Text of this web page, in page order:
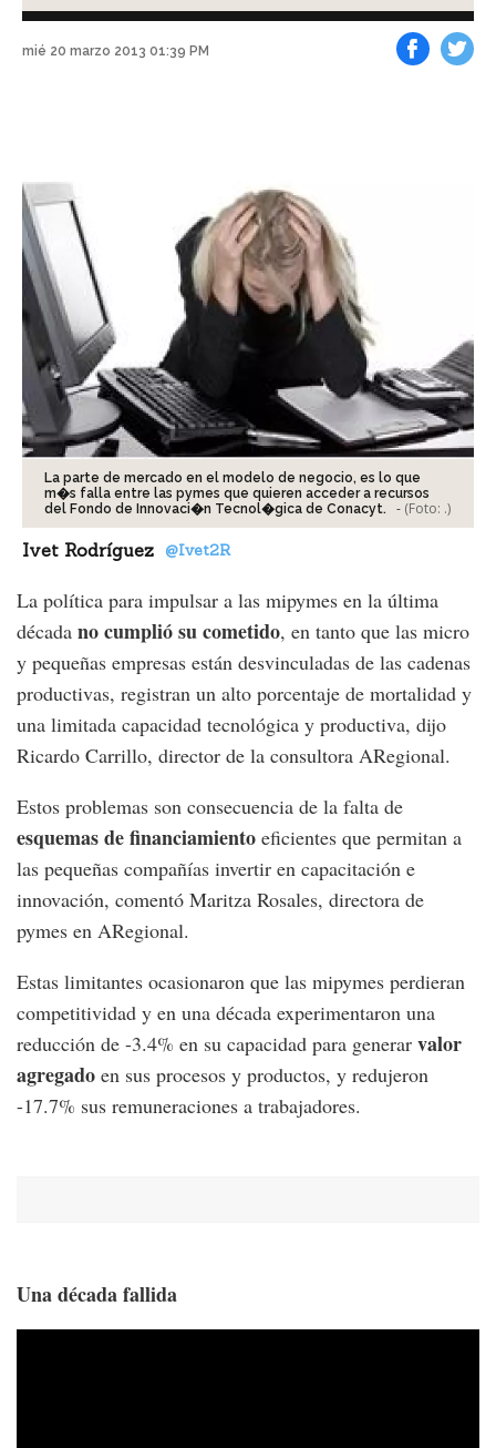
mié 20 marzo 2013 01:39 PM
La parte de mercado en el modelo de negocio, es lo que
m�s falla entre las pymes que quieren acceder a recursos
del Fondo de Innovaci�n Tecnol�gica de Conacyt.
- (Foto: .)
Ivet Rodríguez @Ivet2R
La política para impulsar a las mipymes en la última
década no cumplió su cometido, en tanto que las micro
y pequeñas empresas están desvinculadas de las cadenas
productivas, registran un alto porcentaje de mortalidad y
una limitada capacidad tecnológica y productiva, dijo
Ricardo Carrillo, director de la consultora ARegional.
Estos problemas son consecuencia de la falta de
esquemas de financiamiento eficientes que permitan a
las pequeñas compañías invertir en capacitación e
innovación, comentó Maritza Rosales, directora de
pymes en ARegional.
Estas limitantes ocasionaron que las mipymes perdieran
competitividad y en una década experimentaron una
reducción de -3.4% en su capacidad para generar valor
agregado en sus procesos y productos, y redujeron
-17.7% sus remuneraciones a trabajadores.
Una década fallida